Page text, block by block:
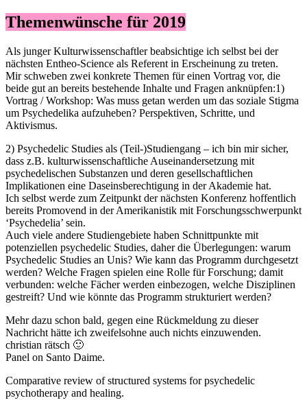
Themenwünsche für 2019
Als junger Kulturwissenschaftler beabsichtige ich selbst bei der
nächsten Entheo-Science als Referent in Erscheinung zu treten.
Mir schweben zwei konkrete Themen für einen Vortrag vor, die
beide gut an bereits bestehende Inhalte und Fragen anknüpfen:1)
Vortrag / Workshop: Was muss getan werden um das soziale Stigma
um Psychedelika aufzuheben? Perspektiven, Schritte, und
Aktivismus.
2) Psychedelic Studies als (Teil-)Studiengang – ich bin mir sicher,
dass z.B. kulturwissenschaftliche Auseinandersetzung mit
psychedelischen Substanzen und deren gesellschaftlichen
Implikationen eine Daseinsberechtigung in der Akademie hat.
Ich selbst werde zum Zeitpunkt der nächsten Konferenz hoffentlich
bereits Promovend in der Amerikanistik mit Forschungsschwerpunkt
‘Psychedelia’ sein.
Auch viele andere Studiengebiete haben Schnittpunkte mit
potenziellen psychedelic Studies, daher die Überlegungen: warum
Psychedelic Studies an Unis? Wie kann das Programm durchgesetzt
werden? Welche Fragen spielen eine Rolle für Forschung; damit
verbunden: welche Fächer werden einbezogen, welche Disziplinen
gestreift? Und wie könnte das Programm strukturiert werden?
Mehr dazu schon bald, gegen eine Rückmeldung zu dieser
Nachricht hätte ich zweifelsohne auch nichts einzuwenden.
christian rätsch 🙂
Panel on Santo Daime.
Comparative review of structured systems for psychedelic
psychotherapy and healing.